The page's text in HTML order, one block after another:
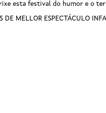
esta festival do humor e o
DE MELLOR ESPECTÁCULO